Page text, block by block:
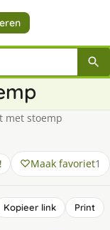
met stoemp
Maak favoriet1
Kopieer link Print